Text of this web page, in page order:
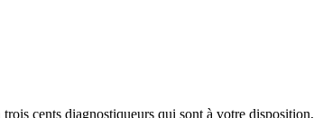
cents diagnostiqueurs qui sont à votre disposition,